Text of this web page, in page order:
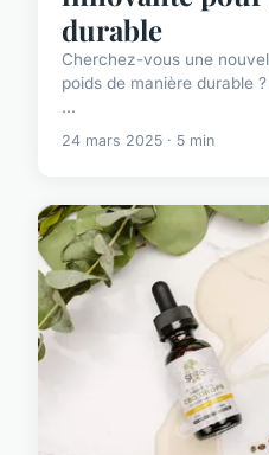
durable
Cherchez-vous une
poids de manière durable
...
24 mars 2025 · 5 min